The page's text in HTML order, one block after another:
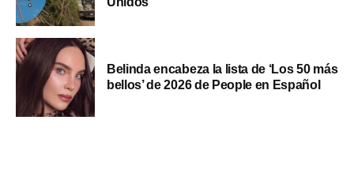
Belinda encabeza la lista de ‘Los 50 más
bellos’ de 2026 de People en Español